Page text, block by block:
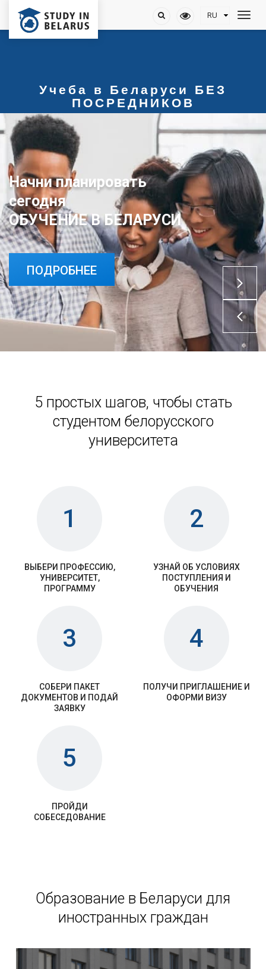
Учеба в Беларуси БЕЗ
ПОСРЕДНИКОВ
Начни планировать
сегодня
ОБУЧЕНИЕ В БЕЛАРУСИ
ПОДРОБНЕЕ
5 простых шагов, чтобы стать
студентом белорусского
университета
1
ВЫБЕРИ ПРОФЕССИЮ,
УНИВЕРСИТЕТ,
ПРОГРАММУ
2
УЗНАЙ ОБ УСЛОВИЯХ
ПОСТУПЛЕНИЯ И
ОБУЧЕНИЯ
3
СОБЕРИ ПАКЕТ
ДОКУМЕНТОВ И ПОДАЙ
ЗАЯВКУ
4
ПОЛУЧИ ПРИГЛАШЕНИЕ И
ОФОРМИ ВИЗУ
5
ПРОЙДИ
СОБЕСЕДОВАНИЕ
Образование в Беларуси для
иностранных граждан